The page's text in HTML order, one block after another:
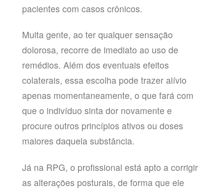
pacientes com casos crônicos.
Muita gente, ao ter qualquer sensação
dolorosa, recorre de imediato ao uso de
remédios. Além dos eventuais efeitos
colaterais, essa escolha pode trazer alívio
apenas momentaneamente, o que fará com
que o indivíduo sinta dor novamente e
procure outros princípios ativos ou doses
maiores daquela substância.
Já na RPG, o profissional está apto a corrigir
as alterações posturais, de forma que ele